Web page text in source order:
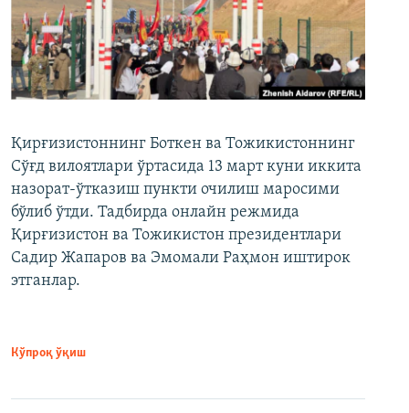
Қирғизистоннинг Боткен ва Тожикистоннинг
Сўғд вилоятлари ўртасида 13 март куни иккита
назорат-ўтказиш пункти очилиш маросими
бўлиб ўтди. Тадбирда онлайн режмида
Қирғизистон ва Тожикистон президентлари
Садир Жапаров ва Эмомали Раҳмон иштирок
этганлар.
Кўпроқ ўқиш